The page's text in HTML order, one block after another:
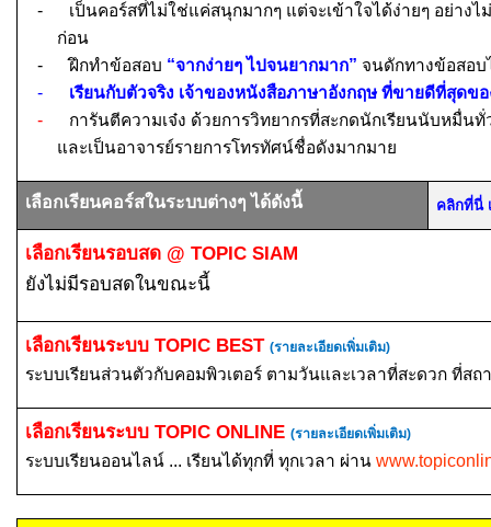
-
เป็นคอร์สที่ไม่ใช่แค่สนุกมากๆ แต่จะเข้าใจได้ง่ายๆ อย่างไ
ก่อน
-
ฝึกทำข้อสอบ “จากง่ายๆ ไปจนยากมาก” จนดักทางข้อสอบ
-
เรียนกับตัวจริง เจ้าของหนังสือภาษาอังกฤษ ที่ขายดีที่สุดข
-
การันตีความเจ๋ง ด้วยการวิทยากรที่สะกดนักเรียนนับหมื่นทั่
และเป็นอาจารย์รายการโทรทัศน์ชื่อดังมากมาย
เลือกเรียนคอร์สในระบบต่างๆ ได้ดังนี้ คลิกที่นี่
เลือกเรียนรอบสด @ TOPIC SIAM
ยังไม่มีรอบสดในขณะนี้
เลือกเรียนระบบTOPIC BEST (รายละเอียดเพิ่มเติม)
ระบบเรียนส่วนตัวกับคอมพิวเตอร์ ตามวันและเวลาที่สะดวก ที่สถ
เลือกเรียนระบบTOPIC ONLINE (รายละเอียดเพิ่มเติม)
ระบบเรียนออนไลน์ ... เรียนได้ทุกที่ ทุกเวลา ผ่าน